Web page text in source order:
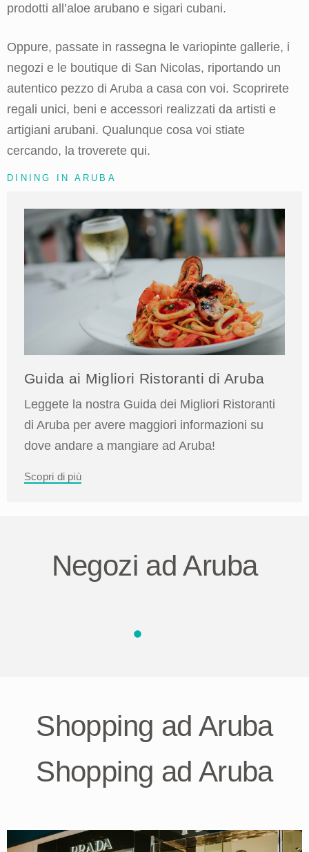
prodotti all’aloe arubano e sigari cubani.
Oppure, passate in rassegna le variopinte gallerie, i
negozi e le boutique di San Nicolas, riportando un
autentico pezzo di Aruba a casa con voi. Scoprirete
regali unici, beni e accessori realizzati da artisti e
artigiani arubani. Qualunque cosa voi stiate
cercando, la troverete qui.
DINING IN ARUBA
Guida ai Migliori Ristoranti di Aruba
Leggete la nostra Guida dei Migliori Ristoranti
di Aruba per avere maggiori informazioni su
dove andare a mangiare ad Aruba!
Scopri di più
Negozi ad Aruba
Shopping ad Aruba
Shopping ad Aruba